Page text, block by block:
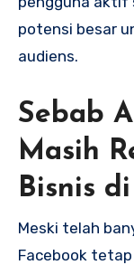
potensi besar
audiens.
Sebab
Masih
Bisnis
Meski telah
Facebook